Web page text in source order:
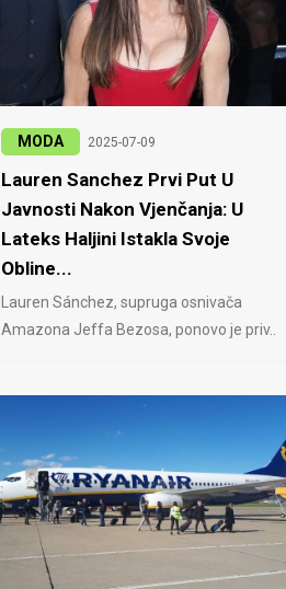
MODA 2025-07-09
Lauren Sanchez Prvi Put U
Javnosti Nakon Vjenčanja: U
Lateks Haljini Istakla Svoje
Obline...
Lauren Sánchez, supruga osnivača
Amazona Jeffa Bezosa, ponovo je priv..